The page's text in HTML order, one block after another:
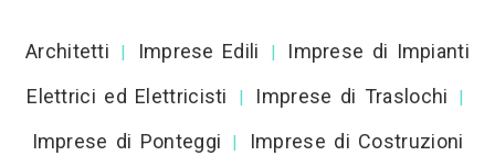
Architetti | Imprese Edili |
Imprese di Impianti
Elettrici ed Elettricisti
| Imprese di Traslochi |
Imprese di Ponteggi |
Imprese di Costruzioni